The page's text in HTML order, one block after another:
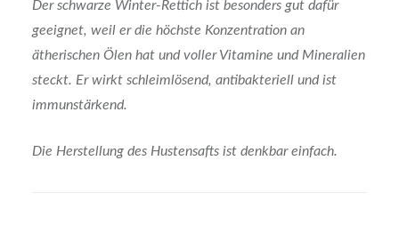
Der schwarze Winter-Rettich ist besonders gut dafür
geeignet, weil er die höchste Konzentration an
ätherischen Ölen hat und voller Vitamine und Mineralien
steckt. Er wirkt schleimlösend, antibakteriell und ist
immunstärkend.
Die Herstellung des Hustensafts ist denkbar einfach.